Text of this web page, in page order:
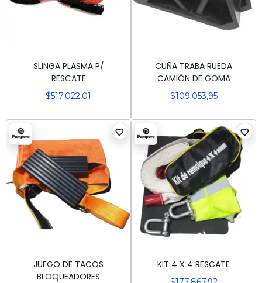
SLINGA PLASMA P/
RESCATE
$517.022,01
CUÑA TRABA RUEDA
CAMIÓN DE GOMA
$109.053,95
JUEGO DE TACOS
BLOQUEADORES
KIT 4 X 4 RESCATE